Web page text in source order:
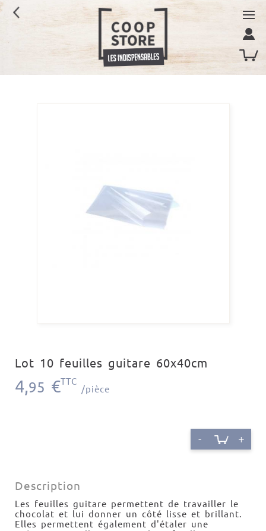
Lot 10 feuilles guitare 60x40cm
4,95 €TTC
/pièce
- +
Description
Les feuilles guitare permettent de travailler le
chocolat et lui donner un côté lisse et brillant.
Elles permettent également d'étaler une